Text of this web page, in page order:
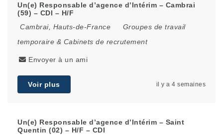
Un(e) Responsable d’agence d’Intérim – Cambrai
(59) – CDI – H/F
Cambrai, Hauts-de-France
Groupes de travail
temporaire & Cabinets de recrutement
Envoyer à un ami
Voir plus il y a 4 semaines
Un(e) Responsable d’agence d’Intérim – Saint
Quentin (02) – H/F – CDI